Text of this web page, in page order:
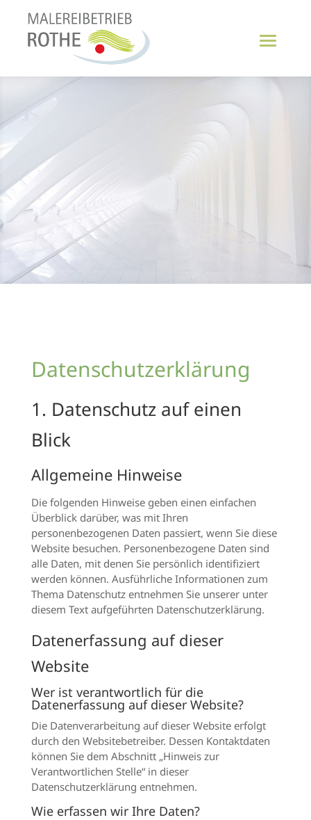
Datenschutz­erklärung
1. Datenschutz auf einen
Blick
Allgemeine Hinweise
Die folgenden Hinweise geben einen einfachen
Überblick darüber, was mit Ihren
personenbezogenen Daten passiert, wenn Sie diese
Website besuchen. Personenbezogene Daten sind
alle Daten, mit denen Sie persönlich identifiziert
werden können. Ausführliche Informationen zum
Thema Datenschutz entnehmen Sie unserer unter
diesem Text aufgeführten Datenschutzerklärung.
Datenerfassung auf dieser
Website
Wer ist verantwortlich für die
Datenerfassung auf dieser Website?
Die Datenverarbeitung auf dieser Website erfolgt
durch den Websitebetreiber. Dessen Kontaktdaten
können Sie dem Abschnitt „Hinweis zur
Verantwortlichen Stelle“ in dieser
Datenschutzerklärung entnehmen.
Wie erfassen wir Ihre Daten?